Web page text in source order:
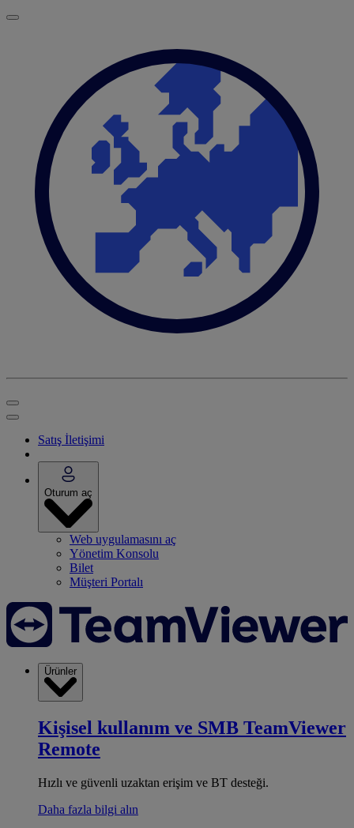
Satış İletişimi
Oturum aç
Web uygulamasını aç
Yönetim Konsolu
Bilet
Müşteri Portalı
Ürünler
Kişisel kullanım ve SMB TeamViewer
Remote
Hızlı ve güvenli uzaktan erişim ve BT desteği.
Daha fazla bilgi alın